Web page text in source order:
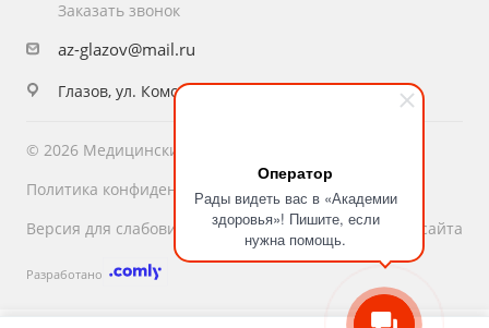
Оператор
Рады видеть вас в «Академии
здоровья»! Пишите, если
нужна помощь.
Заказать звонок
az-glazov@mail.ru
Глазов, ул. Комсомольская, 16
© 2026 Медицинский центр «Академия Здоровья»
Политика конфиденциальности
Версия для слабовидящих
Карта сайта
Разработано